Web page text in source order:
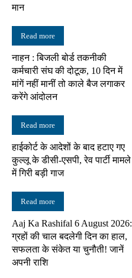
मान
Read more
नाहन : बिजली बोर्ड तकनीकी
कर्मचारी संघ की दोटूक, 10 दिन में
मांगें नहीं मानीं तो काले बैज लगाकर
करेंगे आंदोलन
Read more
हाईकोर्ट के आदेशों के बाद हटाए गए
कुल्लू के डीसी-एसपी, रेव पार्टी मामले
में गिरी बड़ी गाज
Read more
Aaj Ka Rashifal 6 August 2026:
ग्रहों की चाल बदलेगी दिन का हाल,
सफलता के संकेत या चुनौती! जानें
अपनी राशि